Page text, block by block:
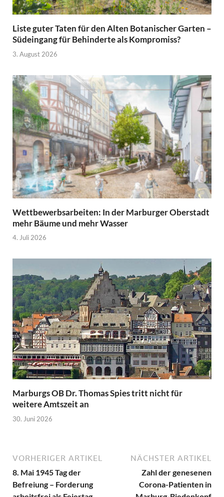
Liste guter Taten für den Alten Botanischer Garten –
Südeingang für Behinderte als Kompromiss?
3. August 2026
Wettbewerbsarbeiten: In der Marburger Oberstadt
mehr Bäume und mehr Wasser
4. Juli 2026
Marburgs OB Dr. Thomas Spies tritt nicht für
weitere Amtszeit an
30. Juni 2026
VORHERIGER ARTIKEL
8. Mai 1945 Tag der
Befreiung – Forderung
NÄCHSTER ARTIKEL
Zahl der genesenen
Corona-Patienten in